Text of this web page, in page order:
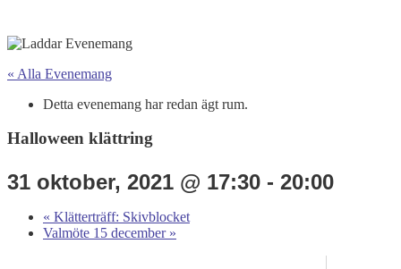
« Alla Evenemang
Detta evenemang har redan ägt rum.
Halloween klättring
31 oktober, 2021 @ 17:30 - 20:00
« Klätterträff: Skivblocket
Valmöte 15 december »